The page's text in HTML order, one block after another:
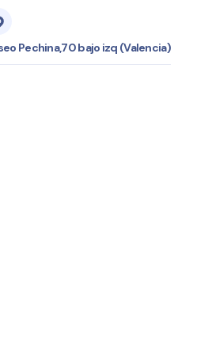
Pechina,70 bajo izq (Valencia)